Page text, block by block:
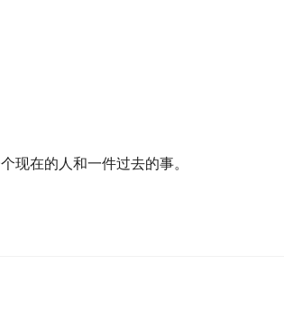
现在的人和一件过去的事。